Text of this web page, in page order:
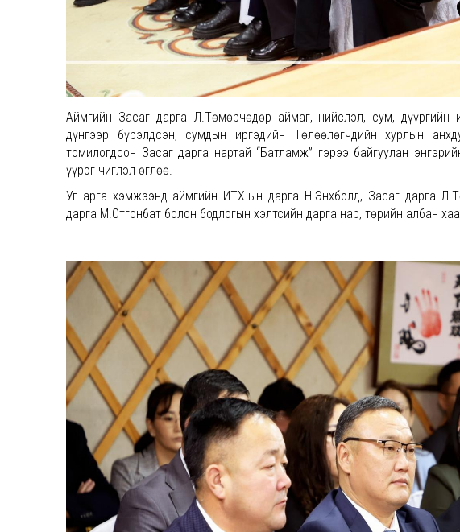
Аймгийн Засаг дарга Л.Төмөрчөдөр аймаг, нийслэл, сум, дүүргийн
дүнгээр бүрэлдсэн, сумдын иргэдийн Төлөөлөгчдийн хурлын
томилогдсон Засаг дарга нартай “Батламж” гэрээ байгуулан
үүрэг чиглэл өглөө.
Уг арга хэмжээнд аймгийн ИТХ-ын дарга Н.Энхболд, Засаг дарга
дарга М.Отгонбат болон бодлогын хэлтсийн дарга нар, төрийн албан